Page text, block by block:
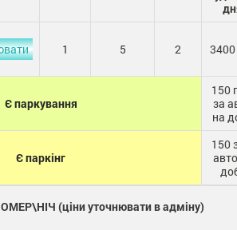
1 5 2 3400
Є паркування
150
за
на
Є паркінг
150
(ціни уточнювати в адміну)